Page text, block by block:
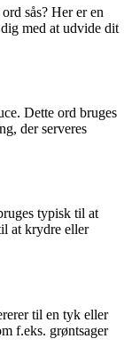
sås? Her er en
med at udvide dit
Dette ord bruges
der serveres
typisk til at
at krydre eller
til en tyk eller
f.eks. grøntsager